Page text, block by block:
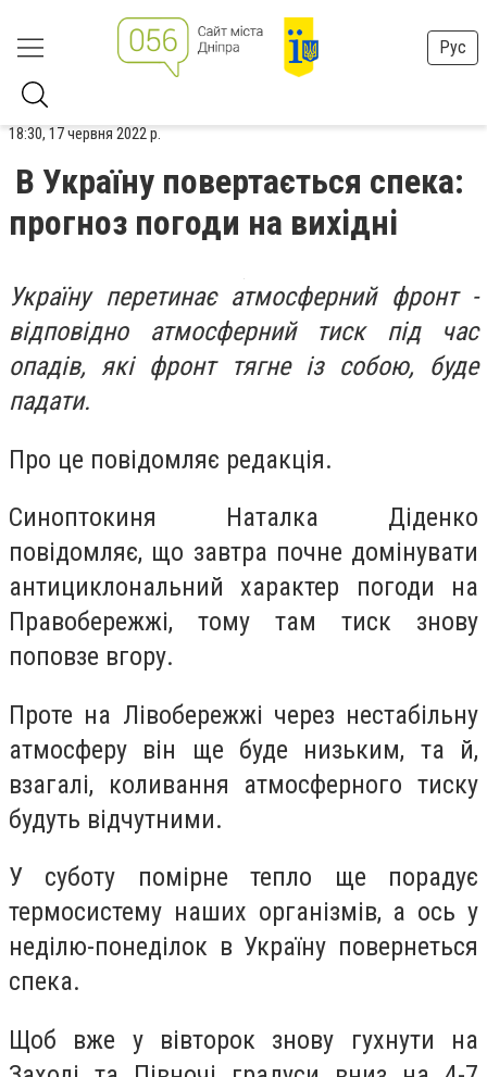
Рус
18:30, 17 червня 2022 р.
В Україну повертається спека:
прогноз погоди на вихідні
Україну перетинає атмосферний фронт -
відповідно атмосферний тиск під час
опадів, які фронт тягне із собою, буде
падати.
Про це повідомляє редакція.
Синоптокиня Наталка Діденко
повідомляє, що завтра почне домінувати
антициклональний характер погоди на
Правобережжі, тому там тиск знову
поповзе вгору.
Проте на Лівобережжі через нестабільну
атмосферу він ще буде низьким, та й,
взагалі, коливання атмосферного тиску
будуть відчутними.
У суботу помірне тепло ще порадує
термосистему наших організмів, а ось у
неділю-понеділок в Україну повернеться
спека.
Щоб вже у вівторок знову гухнути на